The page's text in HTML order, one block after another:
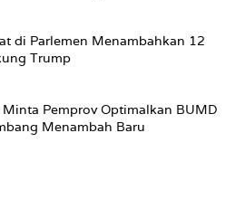
di Parlemen Menambahkan 12
Trump
Pemprov Optimalkan BUMD
Menambah Baru